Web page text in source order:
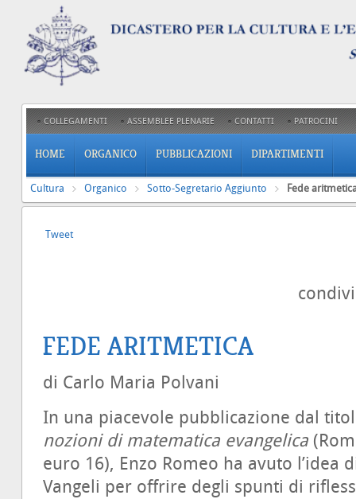
COLLEGAMENTI ASSEMBLEE PLENARIE CONTATTI PATROCINI
HOME ORGANICO PUBBLICAZIONI DIPARTIMENTI
Cultura Organico Sotto-Segretario Aggiunto Fede
Tweet
FEDE ARITMETICA
di Carlo Maria Polvani
In una piacevole pubblicazione dal
nozioni di matematica evangelica
euro 16), Enzo Romeo ha avuto
Vangeli per offrire degli spunti di